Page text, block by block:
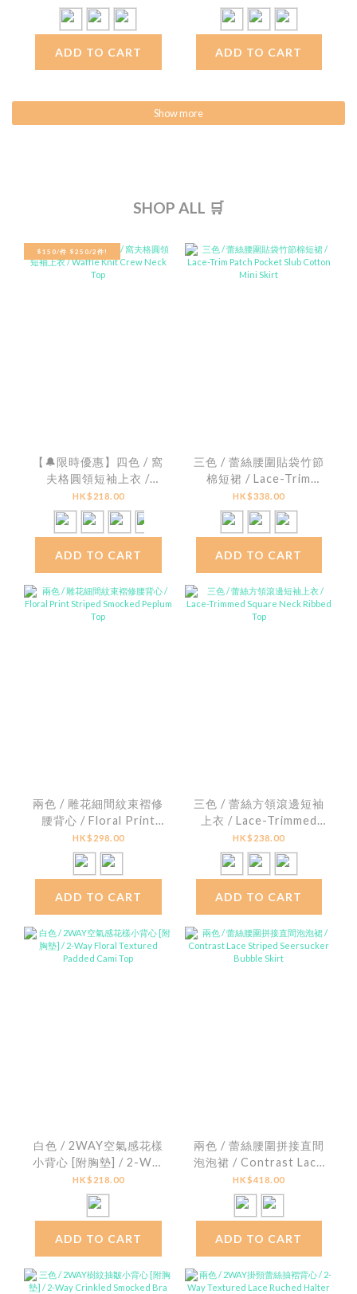
Skirt
ADD TO CART ADD TO CART
Show more
SHOP ALL 🛒
$150/件 $250/2件!
【🔔限時優惠】四色 / 窩
夫格圓領短袖上衣 /
Waffle Knit Crew Neck
Top
HK$218.00
ADD TO CART
三色 / 蕾絲腰圍貼袋竹節
棉短裙 / Lace-Trim
Patch Pocket Slub
Cotton Mini Skirt
HK$338.00
ADD TO CART
兩色 / 雕花細間紋束褶修
腰背心 / Floral Print
Striped Smocked
Peplum Top
HK$298.00
ADD TO CART
三色 / 蕾絲方領滾邊短袖
上衣 / Lace-Trimmed
Square Neck Ribbed
Top
HK$238.00
ADD TO CART
白色 / 2WAY空氣感花樣
小背心 [附胸墊] / 2-Way
Floral Textured
Padded Cami Top
HK$218.00
ADD TO CART
兩色 / 蕾絲腰圍拼接直間
泡泡裙 / Contrast Lace
Striped Seersucker
Bubble Skirt
HK$418.00
ADD TO CART